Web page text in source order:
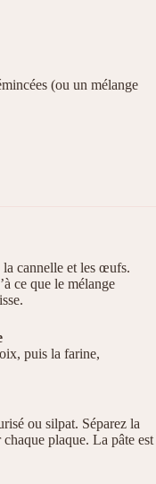
(ou un mélange
cannelle et les œufs.
ce que le mélange
puis la farine,
ou silpat. Séparez la
plaque. La pâte est